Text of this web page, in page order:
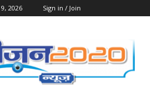
2026 Sign in / Join
2020
News